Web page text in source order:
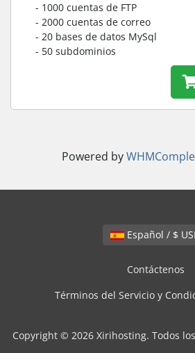
- 1000 cuentas de FTP
- 2000 cuentas de correo
- 20 bases de datos MySql
- 50 subdominios
Powered by
Español /
Contáctenos
Términos del Servicio y
Copyright © 2026 Xirihosting. Todos